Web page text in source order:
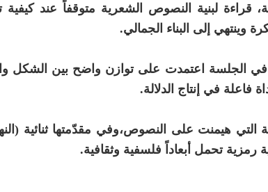
قراءة لبنية النصوص الشعرية متوقفاً عند
وينتهي إلى البناء الجمالي.
الجلسة اعتمدت على توازن واضح بين الشكل
فاعلة في إنتاج الدلالة.
هيمنت على النصوص،وفي مقدّمتها ثنائية (النهر
رمزية تحمل أبعاداً فلسفية وثقافية.